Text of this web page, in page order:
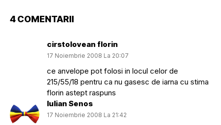
4 COMENTARII
cirstolovean florin
17 Noiembrie 2008 La 20:07
ce anvelope pot folosi in locul celor de
215/55/18 pentru ca nu gasesc de iarna cu stima
florin astept raspuns
Iulian Senos
17 Noiembrie 2008 La 21:42